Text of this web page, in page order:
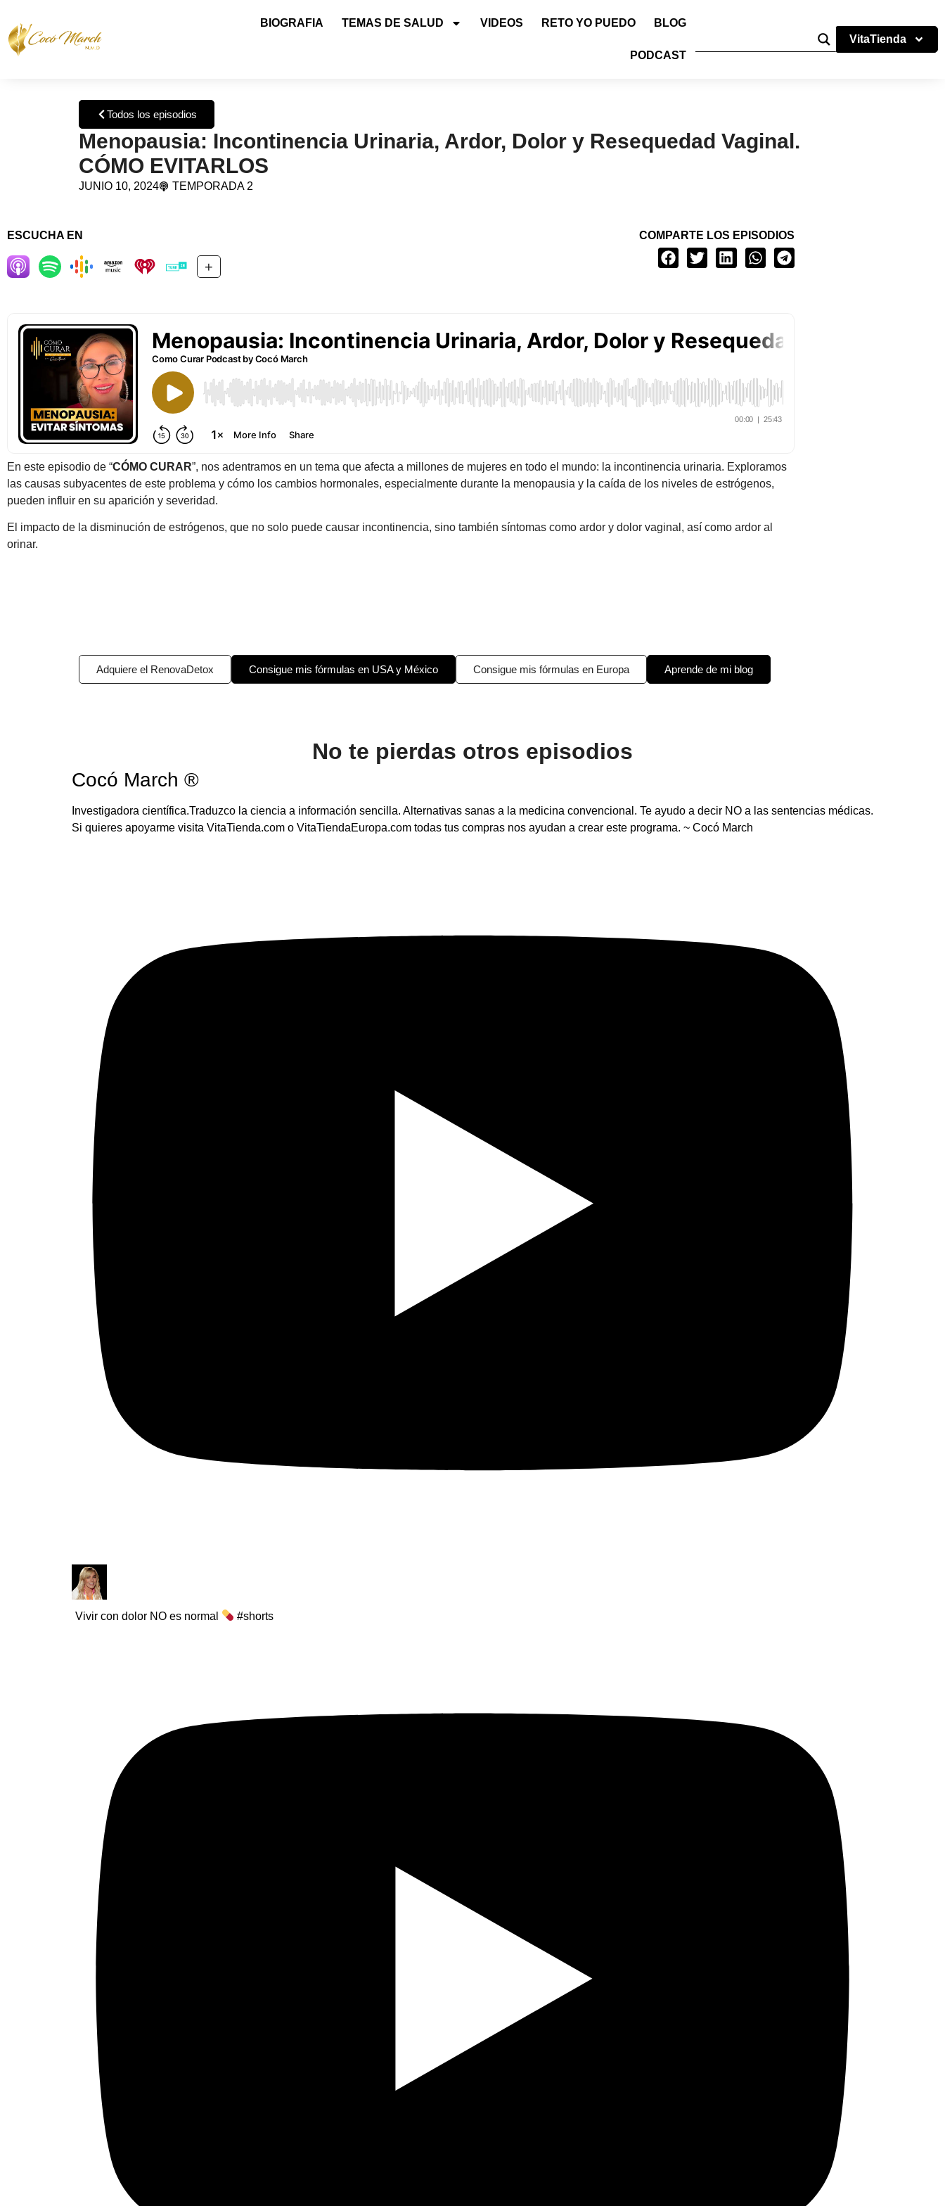
BIOGRAFIA TEMAS DE SALUD VIDEOS RETO YO PUEDO BLOG
PODCAST
VitaTienda
Todos los episodios
Menopausia: Incontinencia Urinaria, Ardor, Dolor y Resequedad Vaginal.
CÓMO EVITARLOS
JUNIO 10, 2024 TEMPORADA 2
ESCUCHA EN
+
COMPARTE LOS EPISODIOS
En este episodio de “CÓMO CURAR”, nos adentramos en un tema que afecta a millones de mujeres en todo el mundo: la incontinencia urinaria. Exploramos
las causas subyacentes de este problema y cómo los cambios hormonales, especialmente durante la menopausia y la caída de los niveles de estrógenos,
pueden influir en su aparición y severidad.
El impacto de la disminución de estrógenos, que no solo puede causar incontinencia, sino también síntomas como ardor y dolor vaginal, así como ardor al
orinar.
Adquiere el RenovaDetox Consigue mis fórmulas en USA y México Consigue mis fórmulas en Europa Aprende de mi blog
No te pierdas otros episodios
Cocó March ®
Investigadora científica.Traduzco la ciencia a información sencilla. Alternativas sanas a la medicina convencional. Te ayudo a decir NO a las sentencias médicas.
Si quieres apoyarme visita VitaTienda.com o VitaTiendaEuropa.com todas tus compras nos ayudan a crear este programa. ~ Cocó March
Vivir con dolor NO es normal #shorts